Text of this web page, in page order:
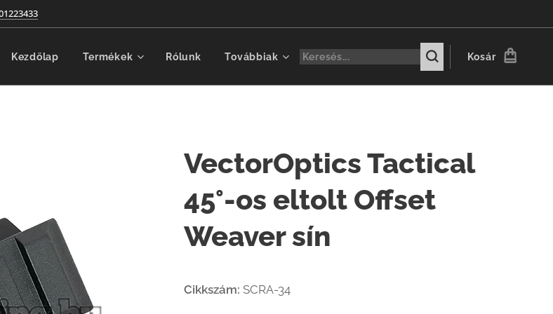
Kezdőlap Termékek Rólunk Továbbiak Kosár
VectorOptics Tactical
45°-os eltolt Offset
Weaver sín
Cikkszám: SCRA-34